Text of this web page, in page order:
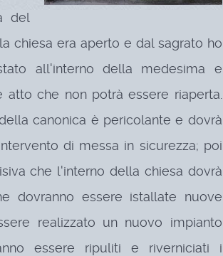
del
chiesa era aperto e dal sagrato ho
all'interno della medesima e
atto che non potrà essere riaperta.
canonica è pericolante e dovrà
di messa in sicurezza; poi
che l'interno della chiesa dovrà
dovranno essere istallate nuove
realizzato un nuovo impianto
essere ripuliti e riverniciati i